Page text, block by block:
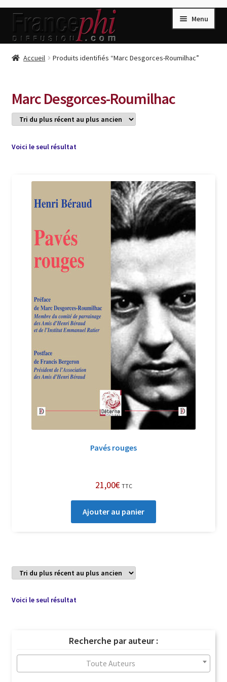
Aller
la
Aller
contenu
Menu
Accueil
Conditions de Vente
Connection
Listes d’Envies
Livres de Peter Randa
Login Customizer
Newsletter
Panier
Politique de confidentialité et cookies
Qui sommes-nous ?
Soutien à Philippe Randa
Suivi de la Commande
Accueil Produits identifiés “Marc Desgorces-Roumilhac”
Marc Desgorces-Roumilhac
Voici le seul résultat
Pavés rouges
21,00€ TTC
Ajouter au panier
Voici le seul résultat
Recherche par auteur :
Toute Auteurs